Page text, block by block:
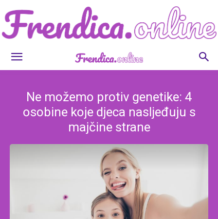
Frendica.online
Ne možemo protiv genetike: 4
osobine koje djeca nasljeđuju s
majčine strane